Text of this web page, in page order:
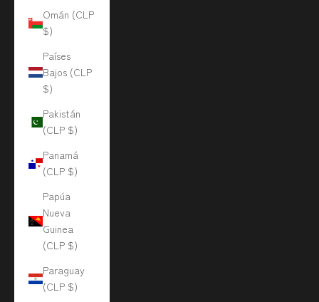
Omán (CLP
$)
Países
Bajos (CLP
$)
Pakistán
(CLP $)
Panamá
(CLP $)
Papúa
Nueva
Guinea
(CLP $)
Paraguay
(CLP $)